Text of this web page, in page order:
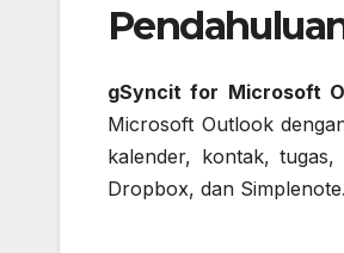
gSyncit for Microsoft
Microsoft Outlook
kalender, kontak,
Dropbox, dan Simplenote.